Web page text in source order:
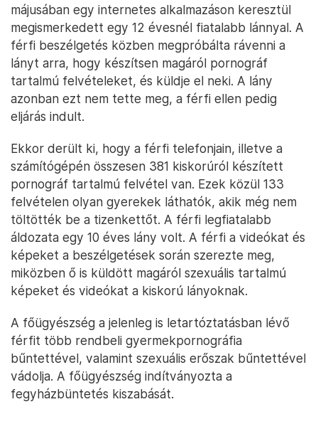
májusában egy internetes alkalmazáson keresztül
megismerkedett egy 12 évesnél fiatalabb lánnyal. A
férfi beszélgetés közben megpróbálta rávenni a
lányt arra, hogy készítsen magáról pornográf
tartalmú felvételeket, és küldje el neki. A lány
azonban ezt nem tette meg, a férfi ellen pedig
eljárás indult.
Ekkor derült ki, hogy a férfi telefonjain, illetve a
számítógépén összesen 381 kiskorúról készített
pornográf tartalmú felvétel van. Ezek közül 133
felvételen olyan gyerekek láthatók, akik még nem
töltötték be a tizenkettőt. A férfi legfiatalabb
áldozata egy 10 éves lány volt. A férfi a videókat és
képeket a beszélgetések során szerezte meg,
miközben ő is küldött magáról szexuális tartalmú
képeket és videókat a kiskorú lányoknak.
A főügyészség a jelenleg is letartóztatásban lévő
férfit több rendbeli gyermekpornográfia
bűntettével, valamint szexuális erőszak bűntettével
vádolja. A főügyészség indítványozta a
fegyházbüntetés kiszabását.